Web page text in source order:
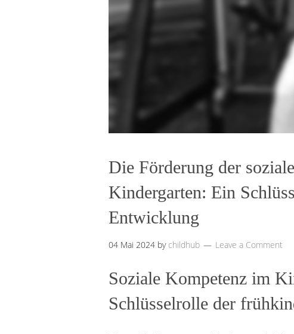
Die Förderung der
Kindergarten: Ein
Entwicklung
04 Mai 2024 by childhub Leave a Comment
Soziale Kompetenz im
Schlüsselrolle der